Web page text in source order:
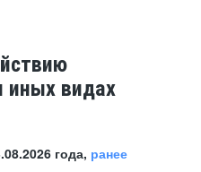
иных видах
года, ранее